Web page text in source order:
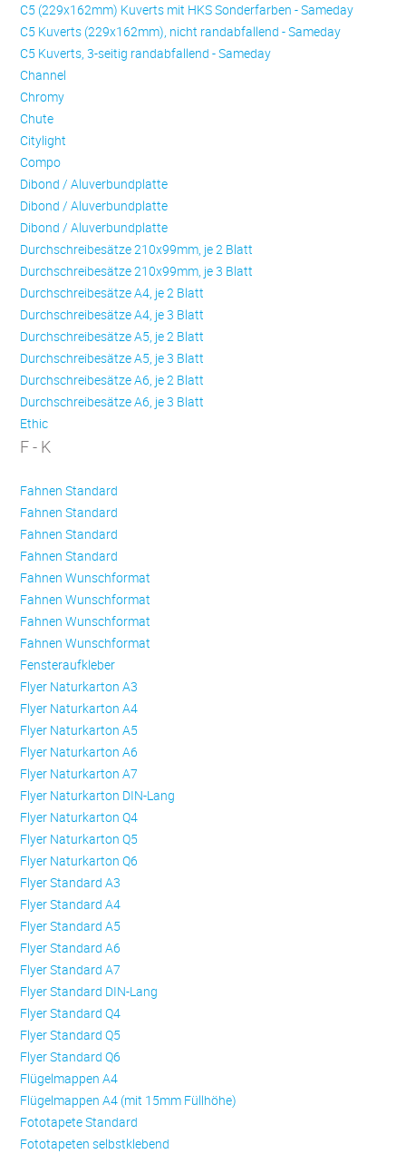
C5 (229x162mm) Kuverts mit HKS Sonderfarben - Sameday
C5 Kuverts (229x162mm), nicht randabfallend - Sameday
C5 Kuverts, 3-seitig randabfallend - Sameday
Channel
Chromy
Chute
Citylight
Compo
Dibond / Aluverbundplatte
Dibond / Aluverbundplatte
Dibond / Aluverbundplatte
Durchschreibesätze 210x99mm, je 2 Blatt
Durchschreibesätze 210x99mm, je 3 Blatt
Durchschreibesätze A4, je 2 Blatt
Durchschreibesätze A4, je 3 Blatt
Durchschreibesätze A5, je 2 Blatt
Durchschreibesätze A5, je 3 Blatt
Durchschreibesätze A6, je 2 Blatt
Durchschreibesätze A6, je 3 Blatt
Ethic
F - K
Fahnen Standard
Fahnen Standard
Fahnen Standard
Fahnen Standard
Fahnen Wunschformat
Fahnen Wunschformat
Fahnen Wunschformat
Fahnen Wunschformat
Fensteraufkleber
Flyer Naturkarton A3
Flyer Naturkarton A4
Flyer Naturkarton A5
Flyer Naturkarton A6
Flyer Naturkarton A7
Flyer Naturkarton DIN-Lang
Flyer Naturkarton Q4
Flyer Naturkarton Q5
Flyer Naturkarton Q6
Flyer Standard A3
Flyer Standard A4
Flyer Standard A5
Flyer Standard A6
Flyer Standard A7
Flyer Standard DIN-Lang
Flyer Standard Q4
Flyer Standard Q5
Flyer Standard Q6
Flügelmappen A4
Flügelmappen A4 (mit 15mm Füllhöhe)
Fototapete Standard
Fototapeten selbstklebend